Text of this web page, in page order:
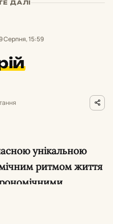
ДАЛІ
Серпня, 15:59
унікальною
ритмом життя